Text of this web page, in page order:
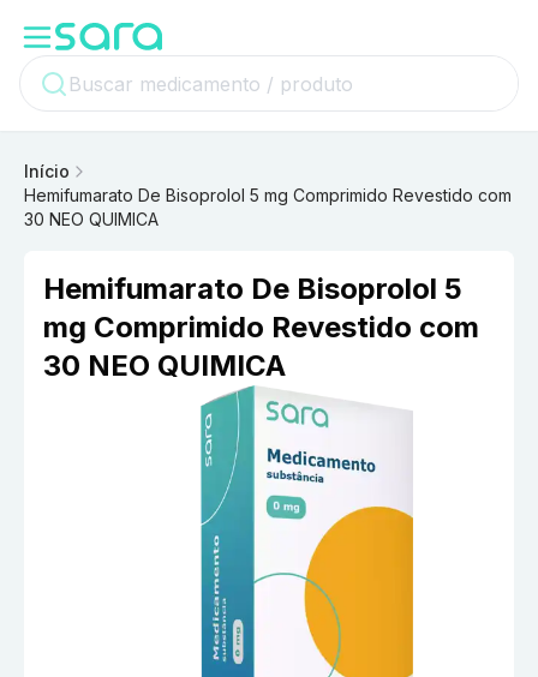
Início
Hemifumarato De Bisoprolol 5 mg Comprimido Revestido com
30 NEO QUIMICA
Hemifumarato De Bisoprolol 5
mg Comprimido Revestido com
30 NEO QUIMICA